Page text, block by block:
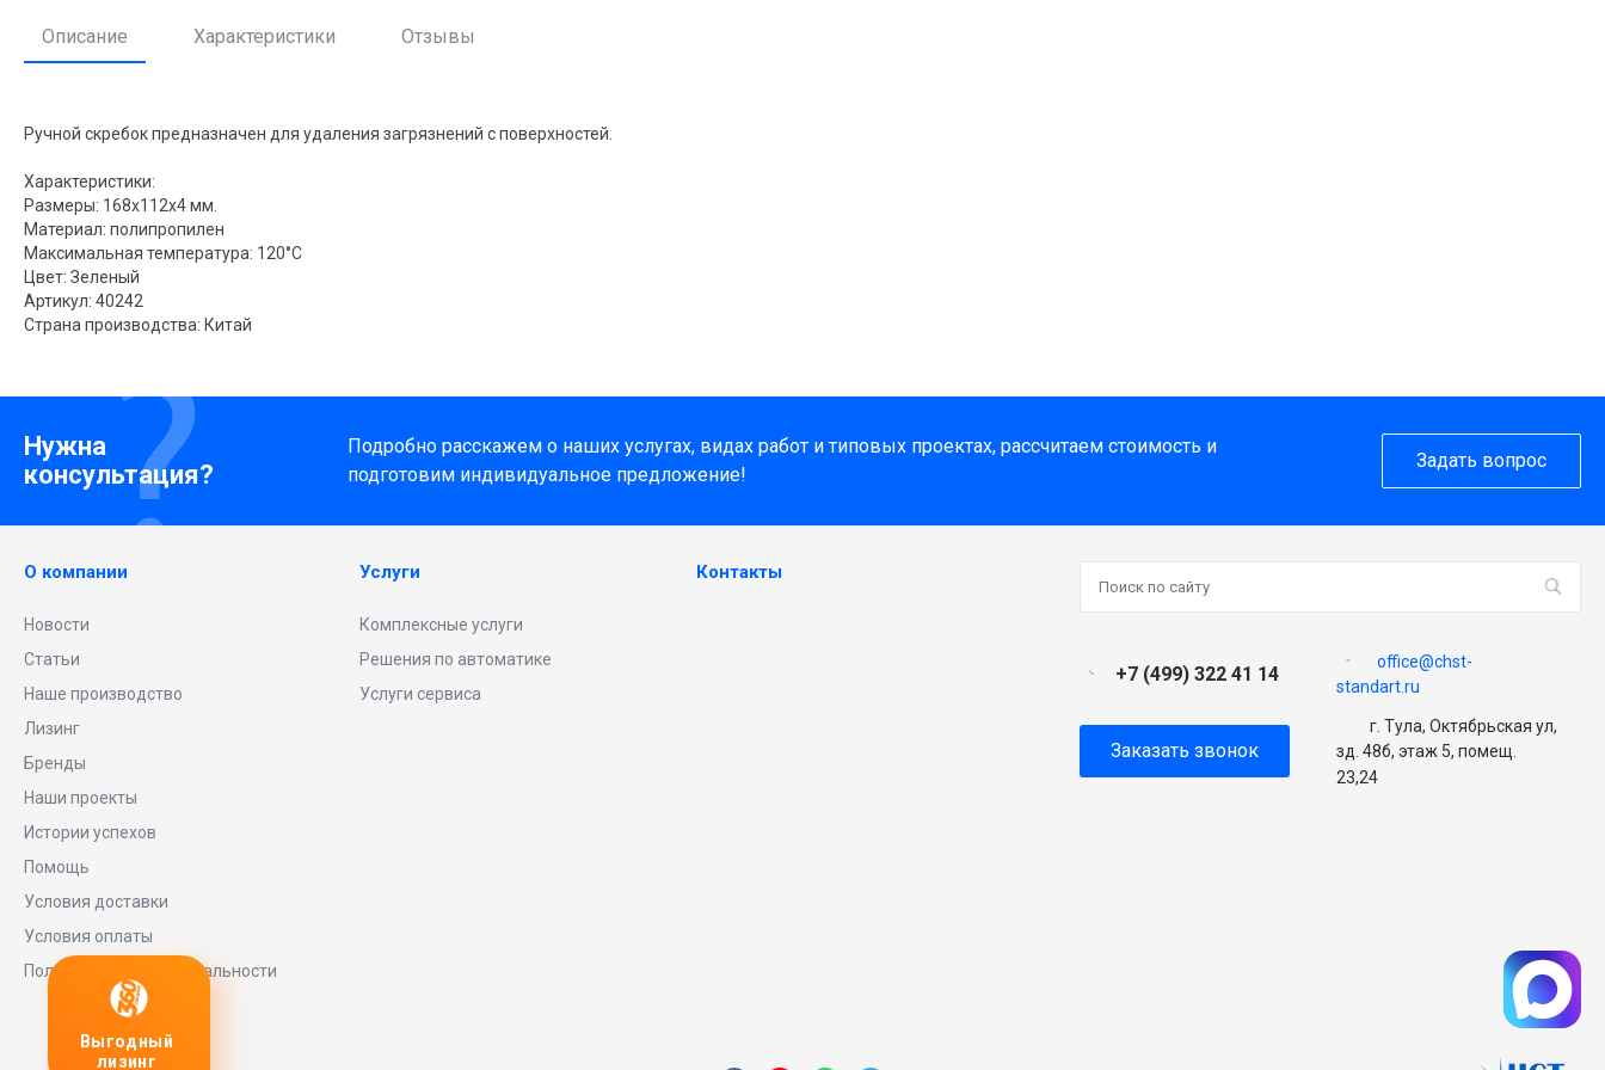
Описание Характеристики Отзывы
Ручной скребок предназначен для удаления загрязнений с поверхностей.
Характеристики:
Размеры: 168х112х4 мм.
Материал: полипропилен
Максимальная температура: 120°С
Цвет: Зеленый
Артикул: 40242
Страна производства: Китай
Нужна
консультация?
Подробно расскажем о наших услугах, видах работ и типовых проектах, рассчитаем стоимость и
подготовим индивидуальное предложение!
Задать вопрос
О компании
Новости
Статьи
Наше производство
Лизинг
Бренды
Наши проекты
Истории успехов
Помощь
Условия доставки
Условия оплаты
Политика конфиденциальности
Услуги
Комплексные услуги
Решения по автоматике
Услуги сервиса
Контакты
+7 (499) 322 41 14
office@chst-
standart.ru
Заказать звонок
г. Тула, Октябрьская ул,
зд. 48б, этаж 5, помещ.
23,24
Любое
оборудование